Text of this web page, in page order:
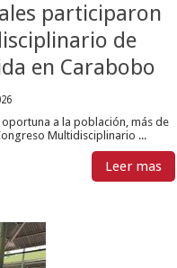
participaron
de
en Carabobo
a la población, más de
Multidisciplinario ...
Leer mas